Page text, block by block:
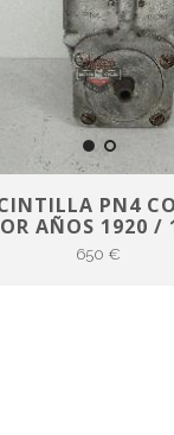
PN4
AÑOS 1920 /
650 €